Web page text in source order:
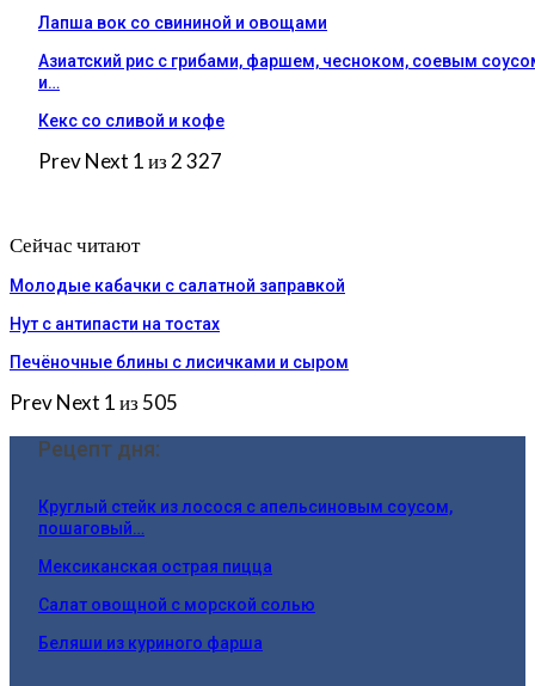
Лапша вок со свининой и овощами
Азиатский рис с грибами, фаршем, чесноком, соевым
и…
Кекс со сливой и кофе
PrevNext 1 из 2 327
Сейчас читают
Молодые кабачки с салатной заправкой
Нут с антипасти на тостах
Печёночные блины с лисичками и сыром
PrevNext 1 из 505
Рецепт дня:
Круглый стейк из лосося с апельсиновым соусом,
пошаговый…
Мексиканская острая пицца
Салат овощной с морской солью
Беляши из куриного фарша